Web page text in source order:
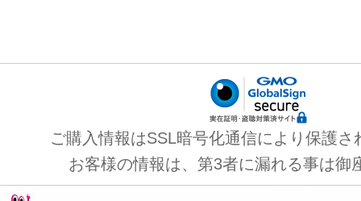
ご購入情報はSSL暗号化通信により保護さ
お客様の情報は、第3者に漏れる事は御